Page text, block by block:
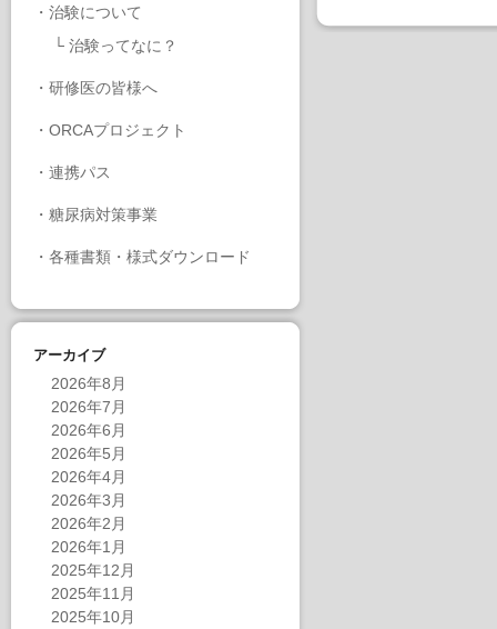
・ 治験について
└ 治験ってなに？
・ 研修医の皆様へ
・ ORCAプロジェクト
・ 連携パス
・ 糖尿病対策事業
・ 各種書類・様式ダウンロード
アーカイブ
2026年8月
2026年7月
2026年6月
2026年5月
2026年4月
2026年3月
2026年2月
2026年1月
2025年12月
2025年11月
2025年10月